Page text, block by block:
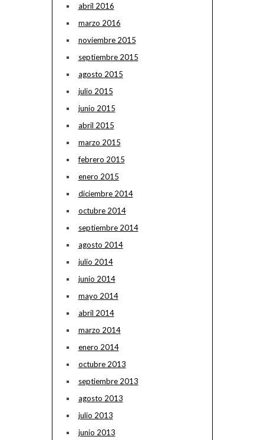
abril 2016
marzo 2016
noviembre 2015
septiembre 2015
agosto 2015
julio 2015
junio 2015
abril 2015
marzo 2015
febrero 2015
enero 2015
diciembre 2014
octubre 2014
septiembre 2014
agosto 2014
julio 2014
junio 2014
mayo 2014
abril 2014
marzo 2014
enero 2014
octubre 2013
septiembre 2013
agosto 2013
julio 2013
junio 2013